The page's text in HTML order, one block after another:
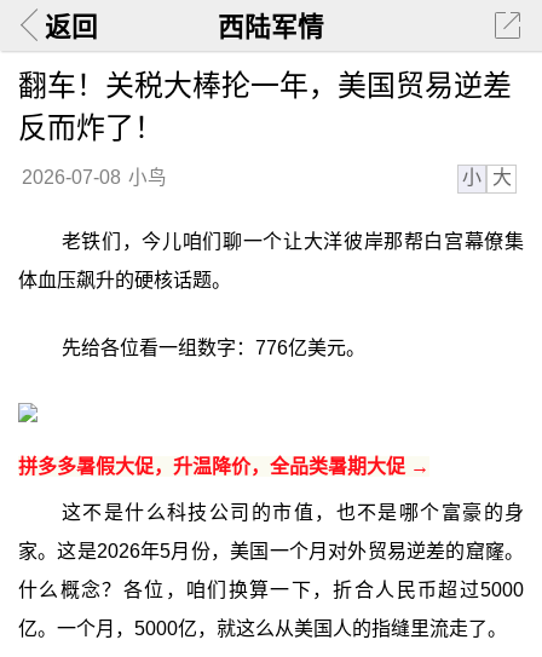
返回 西陆军情
翻车！关税大棒抡一年，美国贸易逆差
反而炸了！
2026-07-08 小鸟 小 大
老铁们，今儿咱们聊一个让大洋彼岸那帮白宫幕僚集
体血压飙升的硬核话题。
先给各位看一组数字：776亿美元。
拼多多暑假大促，升温降价，全品类暑期大促 →
这不是什么科技公司的市值，也不是哪个富豪的身
家。这是2026年5月份，美国一个月对外贸易逆差的窟窿。
什么概念？各位，咱们换算一下，折合人民币超过5000
亿。一个月，5000亿，就这么从美国人的指缝里流走了。